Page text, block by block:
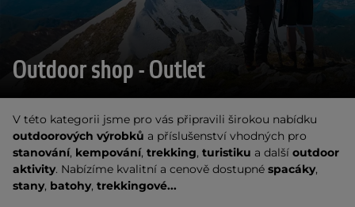
Outdoor shop - Outlet
V této kategorii jsme pro vás připravili širokou nabídku
outdoorových výrobků a příslušenství vhodných pro
stanování, kempování, trekking, turistiku a další outdoor
aktivity. Nabízíme kvalitní a cenově dostupné spacáky,
stany, batohy, trekkingové...